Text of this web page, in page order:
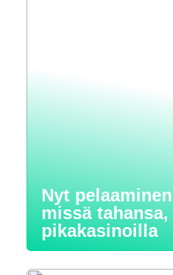
Nyt
missä
pikakasinoilla